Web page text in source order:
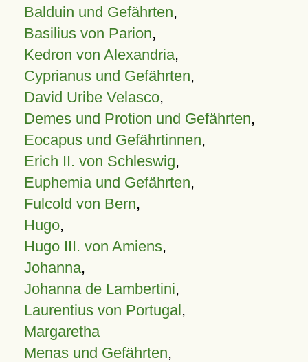
Balduin und Gefährten,
Basilius von Parion,
Kedron von Alexandria,
Cyprianus und Gefährten,
David Uribe Velasco,
Demes und Protion und Gefährten,
Eocapus und Gefährtinnen,
Erich II. von Schleswig,
Euphemia und Gefährten,
Fulcold von Bern,
Hugo,
Hugo III. von Amiens,
Johanna,
Johanna de Lambertini,
Laurentius von Portugal,
Margaretha
Menas und Gefährten,